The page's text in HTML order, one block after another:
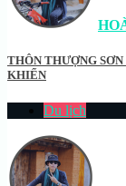
THÔN THƯỢNG
KHIỂN
Du lịch